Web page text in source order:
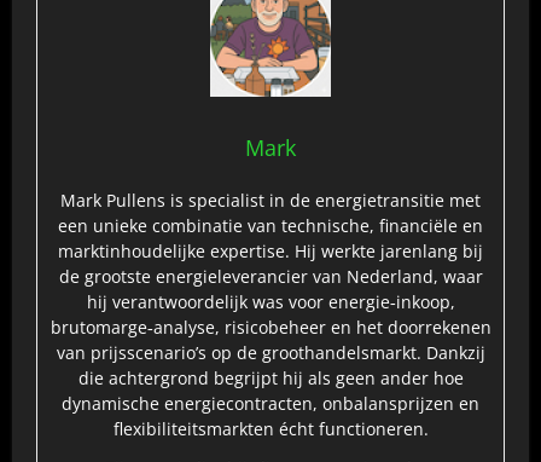
Mark
Mark Pullens is specialist in de energietransitie met
een unieke combinatie van technische, financiële en
marktinhoudelijke expertise. Hij werkte jarenlang bij
de grootste energieleverancier van Nederland, waar
hij verantwoordelijk was voor energie‑inkoop,
brutomarge‑analyse, risicobeheer en het doorrekenen
van prijsscenario’s op de groothandelsmarkt. Dankzij
die achtergrond begrijpt hij als geen ander hoe
dynamische energiecontracten, onbalansprijzen en
flexibiliteitsmarkten écht functioneren.